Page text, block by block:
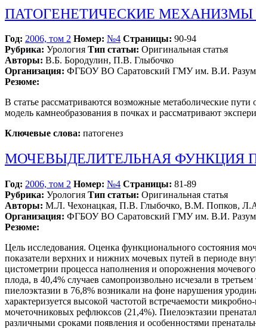
ПАТОГЕНЕТИЧЕСКИЕ МЕХАНИЗМЫ
Год: 2006, том 2 Номер: №4 Страницы: 90-94
Рубрика: Урология Тип статьи: Оригинальная статья
Авторы: В.Б. Бородулин, П.В. Глыбочко
Организация: ФГБОУ ВО Саратовский ГМУ им. В.И.
Резюме:
В статье рассматриваются возможные метаболические
модель камнеобразования в почках и рассматривают
Ключевые слова: патогенез
МОЧЕВЫДЕЛИТЕЛЬНАЯ ФУНКЦИЯ
Год: 2006, том 2 Номер: №4 Страницы: 81-89
Рубрика: Урология Тип статьи: Оригинальная статья
Авторы: М.Л. Чехонацкая, П.В. Глыбочко, В.М. Попков,
Организация: ФГБОУ ВО Саратовский ГМУ им. В.И.
Резюме:
Цель исследования. Оценка функционального состояния
показатели верхних и нижних мочевых путей в периоде
цистометрии процесса наполнения и опорожнения
плода, в 40,4% случаев самопроизвольно исчезали в
пиелоэктазии в 76,8% возникали на фоне нарушения
характеризуется высокой частотой встречаемости
мочеточниковых рефлюксов (21,4%). Пиелоэктазии
различными сроками появления и особенностями